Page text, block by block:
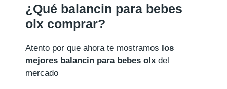
¿Qué balancin para bebes
olx comprar?
Atento por que ahora te mostramos los
mejores balancin para bebes olx del
mercado